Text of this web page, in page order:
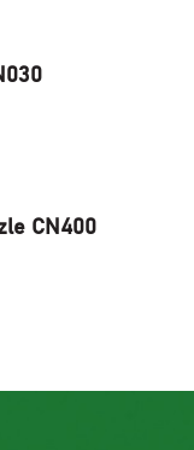
CN400